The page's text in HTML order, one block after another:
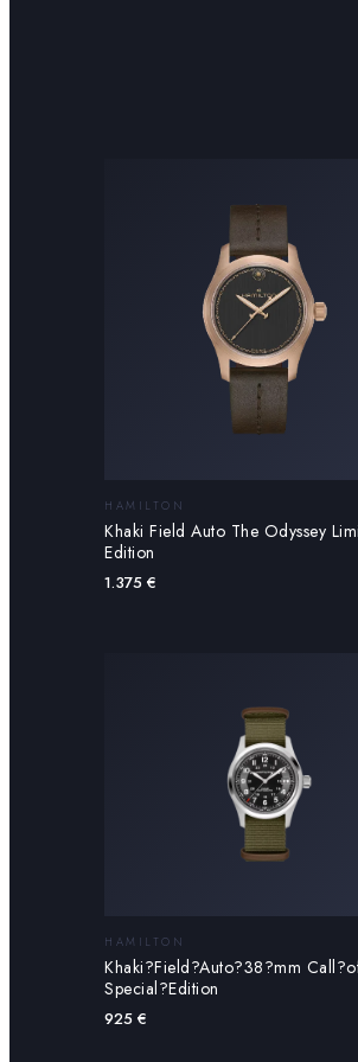
HAMILTON
Khaki Field Auto The Odyssey
Edition
1.375 €
HAMILTON
Khaki?Field?Auto?38?mm
Special?Edition
925 €